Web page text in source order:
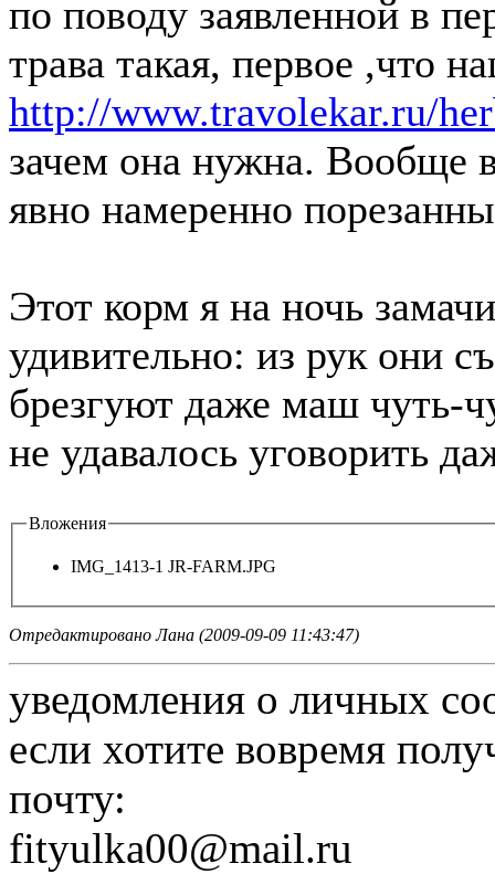
по поводу заявленной в
трава такая, первое ,что
http://www.travolekar.ru/
зачем она нужна. Вообще
явно намеренно
Этот корм я на ночь
удивительно: из рук они
брезгуют даже маш чуть-
не удавалось уговорить
Вложения
IMG_1413-1 JR-FARM.JPG
Отредактировано Лана (2009-09-09 11:43:47)
уведомления о личных
если хотите вовремя
почту:
fityulka00@mail.ru